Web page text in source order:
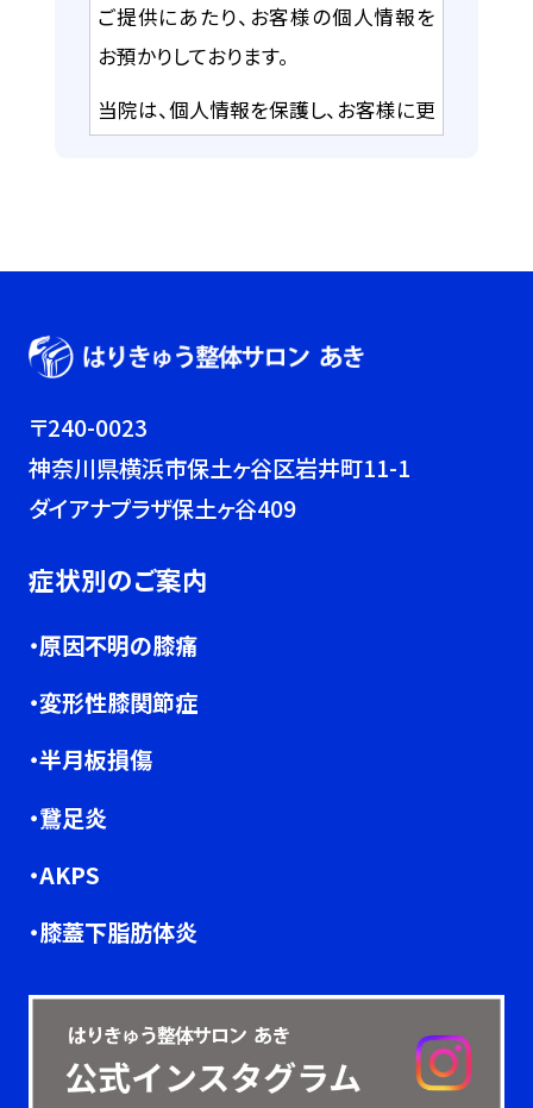
ご提供にあたり、お客様の個人情報を
お預かりしております。
当院は、個人情報を保護し、お客様に更
し、個人情報の適切な取り扱いを実現
当院は、個人情報を以下の利用目的の
以下に定めのない目的で個人情報を利
1:商品の発送
の発送
3:商品や各種サービスの提供情報
当院は、お客様からご提供いただいた
合、または法令等に基づき必要と判断
された場合を除き、当院のサービスもし
のない第三者に開示または提供しませ
ん。
当院は、ご本人から自己の個人情報に
ついての開示の請求がある場合、速や
〒240-0023
神奈川県横浜市保土ヶ谷区岩井町11-1
ダイアナプラザ保土ヶ谷409
症状別のご案内
・原因不明の膝痛
・変形性膝関節症
・半月板損傷
・鵞足炎
・AKPS
・膝蓋下脂肪体炎